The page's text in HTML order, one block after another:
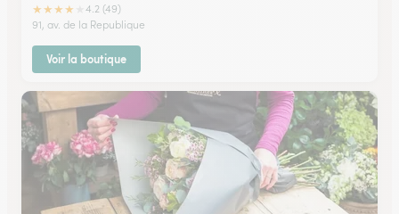
★★★★
4.2 (49)
91, av. de la Republique
Voir la boutique